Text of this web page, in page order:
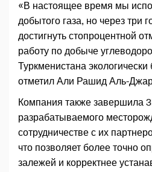
«В настоящее время мы
добытого газа, но через три
достигнуть стопроцентной
работу по добыче
Туркменистана экологически
отметил Али Рашид Аль-
Компания также завершила
разрабатываемого
сотрудничестве с их
что позволяет более точно
залежей и корректнее